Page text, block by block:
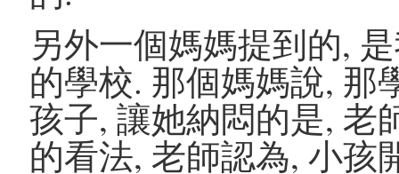
另外一個媽媽提到的,
的學校. 那個媽媽說, 那
孩子, 讓她納悶的是, 老
的看法, 老師認為, 小孩